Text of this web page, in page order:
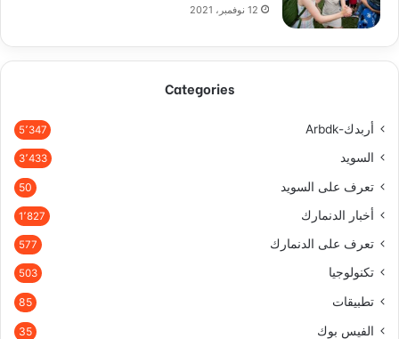
12 نوفمبر، 2021
Categories
أربدك-Arbdk 5٬347
السويد 3٬433
تعرف على السويد 50
أخبار الدنمارك 1٬827
تعرف على الدنمارك 577
تكنولوجيا 503
تطبيقات 85
الفيس بوك 35